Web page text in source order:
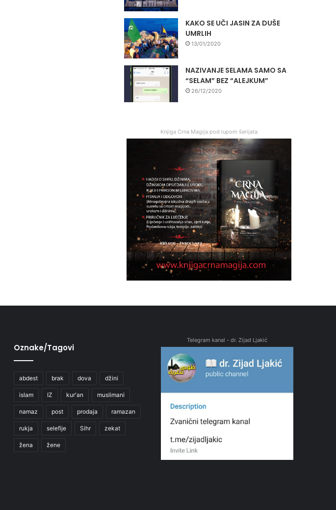
KAKO SE UČI JASIN ZA DUŠE
UMRLIH
13/01/2020
NAZIVANJE SELAMA SAMO SA
“SELAM” BEZ “ALEJKUM”
26/12/2020
Knjiga Crna Magija pod lupom šerijata
Oznake/Tagovi
abdest brak dova džini
islam IZ kur'an muslimani
namaz post prodaja ramazan
rukja selefije Sihr zekat
žena žene
Telegram kanal - dr. Zijad Ljakić